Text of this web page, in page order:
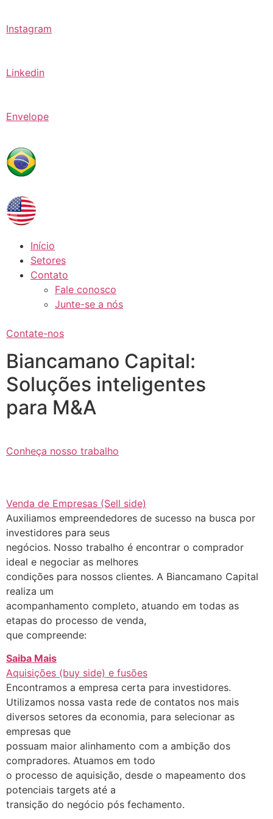
Instagram
Linkedin
Envelope
Início
Setores
Contato
Fale conosco
Junte-se a nós
Contate-nos
Biancamano Capital:
Soluções inteligentes
para M&A
Conheça nosso trabalho
Venda de Empresas (Sell side)
Auxiliamos empreendedores de sucesso na busca por
investidores para seus
negócios. Nosso trabalho é encontrar o comprador
ideal e negociar as melhores
condições para nossos clientes. A Biancamano Capital
realiza um
acompanhamento completo, atuando em todas as
etapas do processo de venda,
que compreende:
Saiba Mais
Aquisições (buy side) e fusões
Encontramos a empresa certa para investidores.
Utilizamos nossa vasta rede de contatos nos mais
diversos setores da economia, para selecionar as
empresas que
possuam maior alinhamento com a ambição dos
compradores. Atuamos em todo
o processo de aquisição, desde o mapeamento dos
potenciais targets até a
transição do negócio pós fechamento.